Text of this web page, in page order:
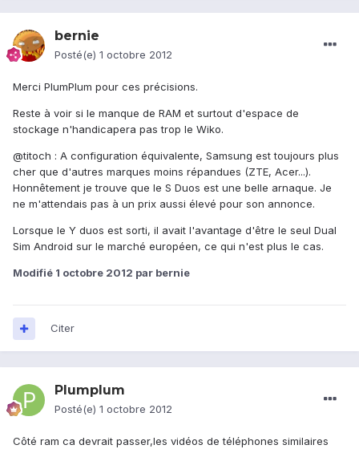
bernie
Posté(e) 1 octobre 2012
Merci PlumPlum pour ces précisions.
Reste à voir si le manque de RAM et surtout d'espace de
stockage n'handicapera pas trop le Wiko.
@titoch : A configuration équivalente, Samsung est toujours plus
cher que d'autres marques moins répandues (ZTE, Acer...).
Honnêtement je trouve que le S Duos est une belle arnaque. Je
ne m'attendais pas à un prix aussi élevé pour son annonce.
Lorsque le Y duos est sorti, il avait l'avantage d'être le seul Dual
Sim Android sur le marché européen, ce qui n'est plus le cas.
Modifié 1 octobre 2012 par bernie
Citer
Plumplum
Posté(e) 1 octobre 2012
Côté ram ca devrait passer,les vidéos de téléphones similaires